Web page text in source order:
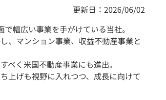
更新日：2026/06/02
幅広い事業を手がけている当社。
、マンション事業、収益不動産事業と
べく米国不動産事業にも進出。
上げも視野に入れつつ、成長に向けて